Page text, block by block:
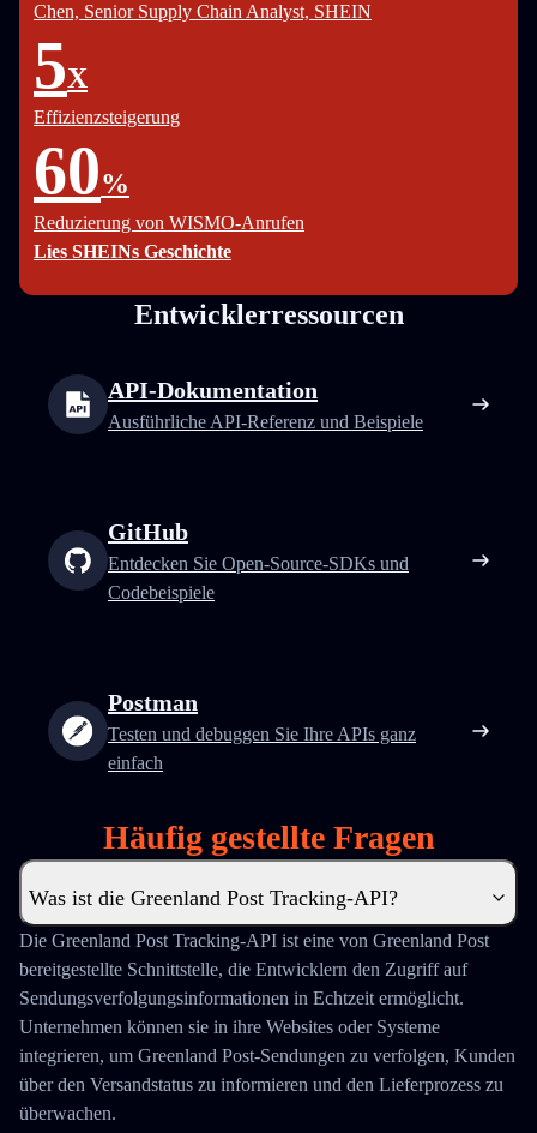
Chen, Senior Supply Chain Analyst, SHEIN
5X
Effizienzsteigerung
60%
Reduzierung von WISMO-Anrufen
Lies SHEINs Geschichte
Entwicklerressourcen
API-Dokumentation
Ausführliche API-Referenz und Beispiele
GitHub
Entdecken Sie Open-Source-SDKs und
Codebeispiele
Postman
Testen und debuggen Sie Ihre APIs ganz
einfach
Häufig gestellte Fragen
Was ist die Greenland Post Tracking-API?
Die Greenland Post Tracking-API ist eine von Greenland Post
bereitgestellte Schnittstelle, die Entwicklern den Zugriff auf
Sendungsverfolgungsinformationen in Echtzeit ermöglicht.
Unternehmen können sie in ihre Websites oder Systeme
integrieren, um Greenland Post-Sendungen zu verfolgen, Kunden
über den Versandstatus zu informieren und den Lieferprozess zu
überwachen.